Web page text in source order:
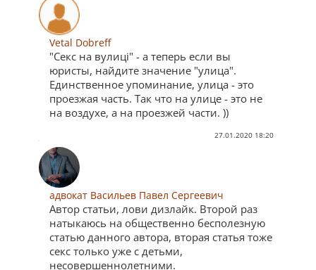
Vetal Dobreff
"Секс на вулиці" - а теперь если вы
юристы, найдите значение "улица".
Единственное упоминание, улица - это
проезжая часть. Так что на улице - это не
на воздухе, а на проезжей части. ))
27.01.2020 18:20
адвокат Васильев Павел Сергеевич
Автор статьи, лови дизлайк. Второй раз
натыкаюсь на общественно бесполезную
статью данного автора, вторая статья тоже
секс только уже с детьми,
несовершеннолетними.